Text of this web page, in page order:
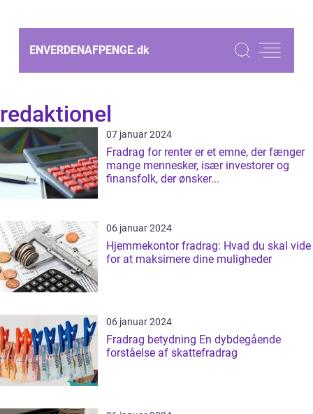
ENVERDENAFPENGE.dk
redaktionel
07 januar 2024
Fradrag for renter er et emne, der fænger
mange mennesker, især investorer og
finansfolk, der ønsker...
06 januar 2024
Hjemmekontor fradrag: Hvad du skal vide
for at maksimere dine muligheder
06 januar 2024
Fradrag betydning En dybdegående
forståelse af skattefradrag